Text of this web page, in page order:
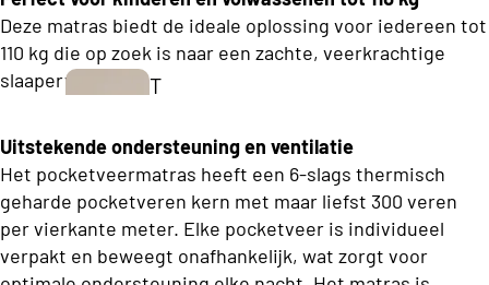
o
n
u
s
i
n
e
T
e
e
p
e
Deze matras biedt de ideale oplossing voor iedereen tot
110 kg die op zoek is naar een zachte, veerkrachtige
slaapervaring.
Uitstekende ondersteuning en ventilatie
Het pocketveermatras heeft een 6-slags thermisch
geharde pocketveren kern met maar liefst 300 veren
per vierkante meter. Elke pocketveer is individueel
verpakt en beweegt onafhankelijk, wat zorgt voor